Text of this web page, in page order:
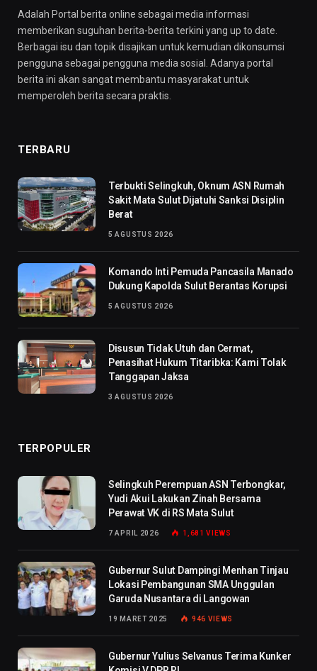
Adalah Portal berita online sebagai media informasi
memberikan suguhan berita-berita terkini yang up to date.
Berbagai isu dan topik disajikan untuk kemudian dikonsumsi
pengguna sebagai pengguna media sosial. Adanya portal
berita ini akan sangat membantu masyarakat untuk
memperoleh berita secara praktis.
TERBARU
Terbukti Selingkuh, Oknum ASN Rumah
Sakit Mata Sulut Dijatuhi Sanksi Disiplin
Berat
5 AGUSTUS 2026
Komando Inti Pemuda Pancasila Manado
Dukung Kapolda Sulut Berantas Korupsi
5 AGUSTUS 2026
Disusun Tidak Utuh dan Cermat,
Penasihat Hukum Titaribka: Kami Tolak
Tanggapan Jaksa
3 AGUSTUS 2026
TERPOPULER
Selingkuh Perempuan ASN Terbongkar,
Yudi Akui Lakukan Zinah Bersama
Perawat VK di RS Mata Sulut
7 APRIL 2026 1,681VIEWS
Gubernur Sulut Dampingi Menhan Tinjau
Lokasi Pembangunan SMA Unggulan
Garuda Nusantara di Langowan
19 MARET 2025 946 VIEWS
Gubernur Yulius Selvanus Terima Kunker